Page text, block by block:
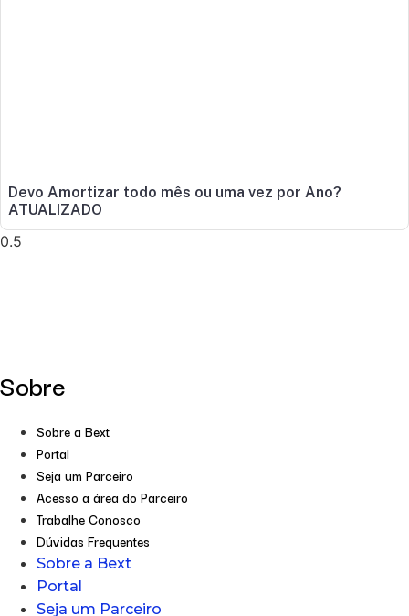
Devo Amortizar todo mês ou uma vez por Ano?
ATUALIZADO
Sobre
Sobre a Bext
Portal
Seja um Parceiro
Acesso a área do Parceiro
Trabalhe Conosco
Dúvidas Frequentes
Sobre a Bext
Portal
Seja um Parceiro